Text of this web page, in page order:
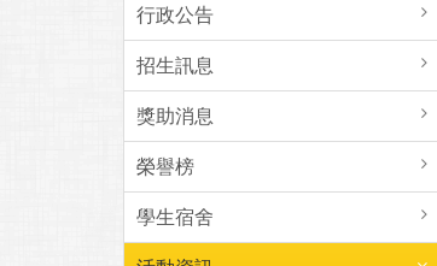
行政公告
招生訊息
獎助消息
榮譽榜
學生宿舍